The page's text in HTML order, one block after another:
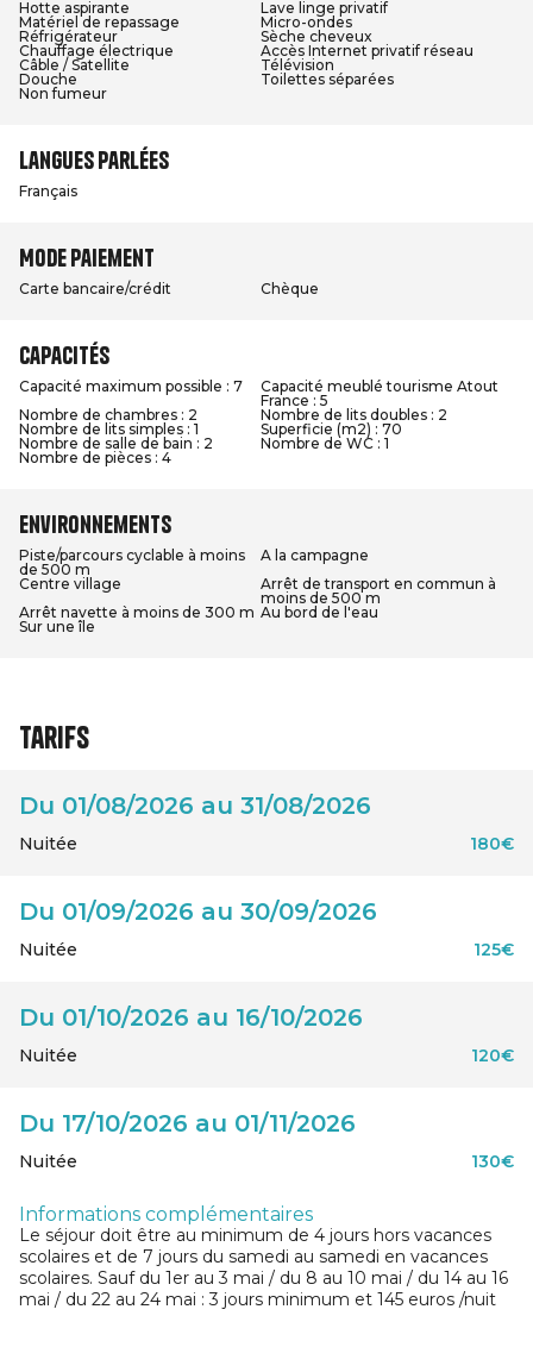
Hotte aspirante
Lave linge privatif
Matériel de repassage
Micro-ondes
Réfrigérateur
Sèche cheveux
Chauffage électrique
Accès Internet privatif réseau
Câble / Satellite
Télévision
Douche
Toilettes séparées
Non fumeur
Langues parlées
Français
Mode paiement
Carte bancaire/crédit Chèque
Capacités
Capacité maximum possible : 7
Capacité meublé tourisme Atout
France : 5
Nombre de chambres : 2
Nombre de lits doubles : 2
Nombre de lits simples : 1
Superficie (m2) : 70
Nombre de salle de bain : 2
Nombre de WC : 1
Nombre de pièces : 4
Environnements
Piste/parcours cyclable à moins
de 500 m
A la campagne
Centre village
Arrêt de transport en commun à
moins de 500 m
Arrêt navette à moins de 300 m Au bord de l'eau
Sur une île
Tarifs
Du 01/08/2026 au 31/08/2026
Nuitée 180€
Du 01/09/2026 au 30/09/2026
Nuitée 125€
Du 01/10/2026 au 16/10/2026
Nuitée 120€
Du 17/10/2026 au 01/11/2026
Nuitée 130€
Informations complémentaires
Le séjour doit être au minimum de 4 jours hors vacances
scolaires et de 7 jours du samedi au samedi en vacances
scolaires. Sauf du 1er au 3 mai / du 8 au 10 mai / du 14 au 16
mai / du 22 au 24 mai : 3 jours minimum et 145 euros /nuit